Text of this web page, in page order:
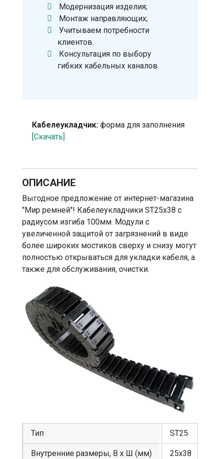
Модернизация изделия;
Монтаж направляющих;
Учитываем потребности
клиентов.
Консультация по выбору
гибких кабельных каналов.
Кабелеукладчик: форма для заполнения
[Скачать]
ОПИСАНИЕ
Выгодное предложение от интернет-магазина
"Мир ремней"! Кабелеукладчики ST25х38 с
радиусом изгиба 100мм. Модули с
увеличенной защитой от загрязнений в виде
более широких мостиков сверху и снизу могут
полностью открываться для укладки кабеля, а
также для обслуживания, очистки.
Тип
Внутренние размеры, В х Ш (мм)
ST25
25х38